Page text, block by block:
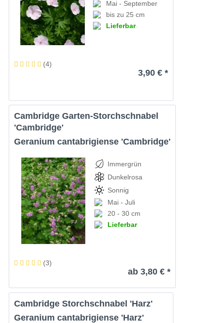
Mai - September
bis zu 25 cm
Lieferbar
(4)
3,90 € *
Cambridge Garten-Storchschnabel
'Cambridge'
Geranium cantabrigiense 'Cambridge'
Immergrün
Dunkelrosa
Sonnig
Mai - Juli
20 - 30 cm
Lieferbar
(3)
ab 3,80 € *
Cambridge Storchschnabel 'Harz'
Geranium cantabrigiense 'Harz'